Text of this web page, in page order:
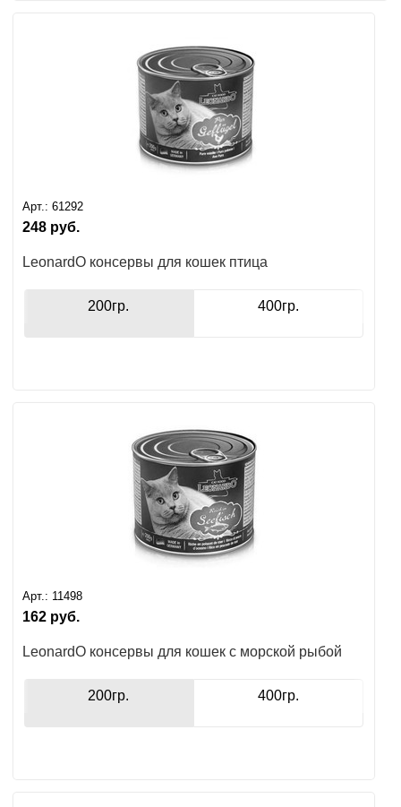
Арт.: 61292
248 руб.
LeonardO консервы для кошек птица
200гр. 400гр.
Арт.: 11498
162 руб.
LeonardO консервы для кошек с морской рыбой
200гр. 400гр.